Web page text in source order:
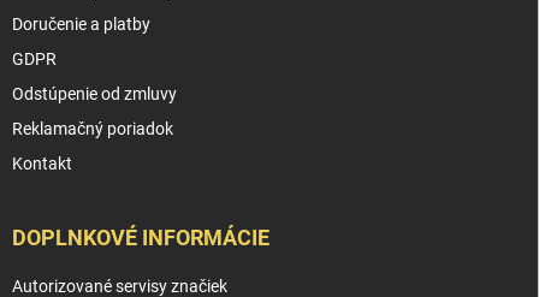
Doručenie a platby
GDPR
Odstúpenie od zmluvy
Reklamačný poriadok
Kontakt
DOPLNKOVÉ INFORMÁCIE
Autorizované servisy značiek